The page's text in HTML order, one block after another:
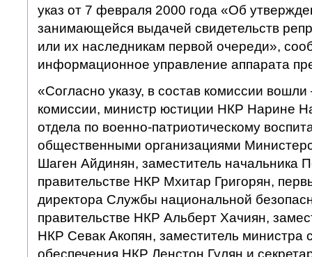
указ от 7 февраля 2000 года «Об
занимающейся выдачей свидетельств
или их наследникам первой очереди»,
информационное управление аппарата
«Согласно указу, в состав комиссии
комиссии, министр юстиции НКР Нарине
отдела по военно-патриотическому
общественными организациями
Шаген Айдинян, заместитель начальника
правительстве НКР Мхитар Григорян,
директора Службы национальной
правительстве НКР Альберт Хачиян,
НКР Севак Акопян, заместитель министра
обеспечения НКР Ленстон Гулян и